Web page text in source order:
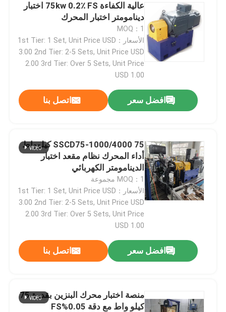
عالية الكفاءة 75kw 0.2٪ FS اختبار
دينامومتر اختبار المحرك
MOQ：1
الأسعار：1st Tier: 1 Set, Unit Price USD
3.00 2nd Tier: 2-5 Sets, Unit Price USD
2.00 3rd Tier: Over 5 Sets, Unit Price
USD 1.00
افضل سعر اتصل بنا
SSCD75-1000/4000 75 كيلوواط
أداء المحرك نظام مقعد اختبار
الدينامومتر الكهربائي
MOQ：1 مجموعة
الأسعار：1st Tier: 1 Set, Unit Price USD
3.00 2nd Tier: 2-5 Sets, Unit Price USD
2.00 3rd Tier: Over 5 Sets, Unit Price
USD 1.00
افضل سعر اتصل بنا
منصة اختبار محرك البنزين بقدرة 75
كيلو واط مع دقة 0.05%FS